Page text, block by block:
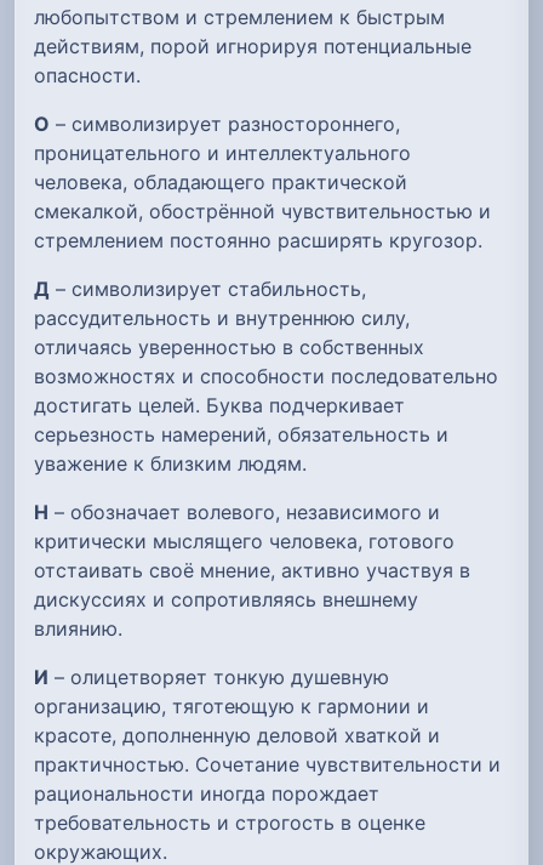
любопытством и стремлением к быстрым
действиям, порой игнорируя потенциальные
опасности.
О – символизирует разностороннего,
проницательного и интеллектуального
человека, обладающего практической
смекалкой, обострённой чувствительностью и
стремлением постоянно расширять кругозор.
Д – символизирует стабильность,
рассудительность и внутреннюю силу,
отличаясь уверенностью в собственных
возможностях и способности последовательно
достигать целей. Буква подчеркивает
серьезность намерений, обязательность и
уважение к близким людям.
Н – обозначает волевого, независимого и
критически мыслящего человека, готового
отстаивать своё мнение, активно участвуя в
дискуссиях и сопротивляясь внешнему
влиянию.
И – олицетворяет тонкую душевную
организацию, тяготеющую к гармонии и
красоте, дополненную деловой хваткой и
практичностью. Сочетание чувствительности и
рациональности иногда порождает
требовательность и строгость в оценке
окружающих.